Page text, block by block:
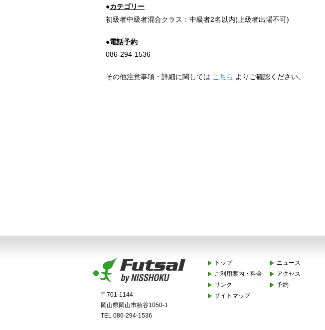
●カテゴリー
初級者中級者混合クラス：中級者2名以内(上級者出場不可)
●電話予約
086-294-1536
その他注意事項・詳細に関しては こちら よりご確認ください。
〒701-1144
岡山県岡山市栢谷1050-1
TEL 086-294-1536
トップ ニュース
ご利用案内・料金
アクセス
リンク
予約
サイトマップ